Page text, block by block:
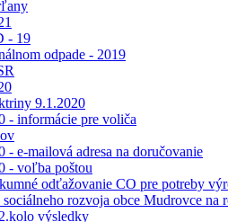
- 19
odpade - 2019
9.1.2020
- informácie pre voliča
e-mailová adresa na doručovanie
- voľba poštou
odťažovanie CO pre potreby
sociálneho rozvoja obce Mudrovce na
výsledky